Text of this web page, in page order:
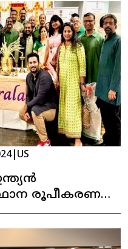
| US
രൂപീകരണ